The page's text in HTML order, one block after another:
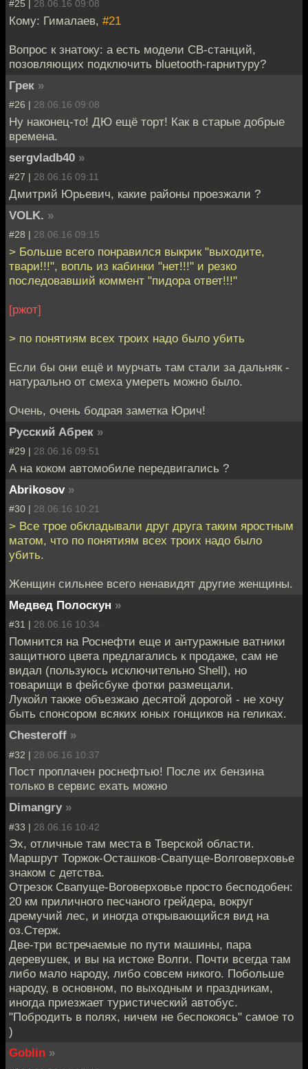
#25 | 28.06.16 09:08
Кому: Гималаев, #21
Вопрос к знатоку: а есть модели CB-станций,
позовляющих подключить bluetooth-гарнитуру?
Грек »
#26 | 28.06.16 09:08
Ну наконец-то! ДЮ ещё торт! Как в старые добрые
времена.
sergvladb40 »
#27 | 28.06.16 09:11
Дмитрий Юрьевич, какие районы проезжали ?
VOLK. »
#28 | 28.06.16 09:15
> Больше всего понравился выкрик "выходите,
твари!!!", вопль из кабинки "нет!!!" и резко
последовавший коммент "пидора ответ!!!"
[ржот]
> по понятиям всех троих надо было убить
Если бы они ещё и мурчать там стали за дальняк -
натурально от смеха умереть можно было.
Очень, очень бодрая заметка Юрич!
Русский Абрек »
#29 | 28.06.16 09:51
А на коком автомобиле передвигались ?
Abrikosov »
#30 | 28.06.16 10:21
> Все трое обкладывали друг друга таким яростным
матом, что по понятиям всех троих надо было
убить.
Женщин сильнее всего ненавидят другие женщины.
Медвед Полоскун »
#31 | 28.06.16 10:34
Помнится на Роснефти еще и антуражные ватники
защитного цвета предлагались к продаже, сам не
видал (пользуюсь исключительно Shell), но
товарищи в фейсбуке фотки размещали.
Лукойл также объезжаю десятой дорогой - не хочу
быть спонсором всяких юных гонщиков на геликах.
Chesteroff »
#32 | 28.06.16 10:37
Пост проплачен роснефтью! После их бензина
только в сервис ехать можно
Dimangry »
#33 | 28.06.16 10:42
Эх, отличные там места в Тверской области.
Маршрут Торжок-Осташков-Свапуще-Волговерховье
знаком с детства.
Отрезок Свапуще-Воговерховье просто бесподобен:
20 км приличного песчаного грейдера, вокруг
дремучий лес, и иногда открывающийся вид на
оз.Стерж.
Две-три встречаемые по пути машины, пара
деревушек, и вы на истоке Волги. Почти всегда там
либо мало народу, либо совсем никого. Побольше
народу, в основном, по выходным и праздникам,
иногда приезжает туристический автобус.
"Побродить в полях, ничем не беспокоясь" самое то
)
Goblin »